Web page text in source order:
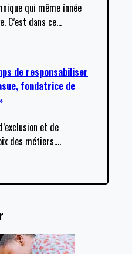
qui même înnée
C’est dans ce…
de responsabiliser
fondatrice de
et de
des métiers.…